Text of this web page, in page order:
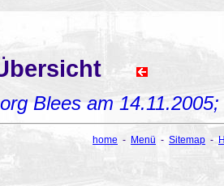
Blees am
home - Menü - Sitemap -